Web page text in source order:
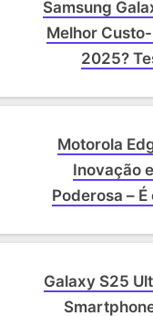
Samsung
Melhor
2025?
Motorola
Inovação
Poderosa – É
Galaxy S25